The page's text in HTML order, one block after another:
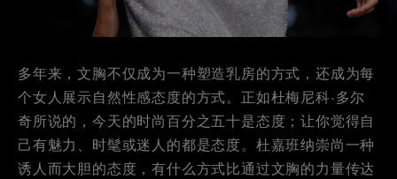
多年来，文胸不仅成为一种塑造乳房的方式，还成为每
个女人展示自然性感态度的方式。正如杜梅尼科·多尔
奇所说的，今天的时尚百分之五十是态度；让你觉得自
己有魅力、时髦或迷人的都是态度。杜嘉班纳崇尚一种
诱人而大胆的态度，有什么方式比通过文胸的力量传达